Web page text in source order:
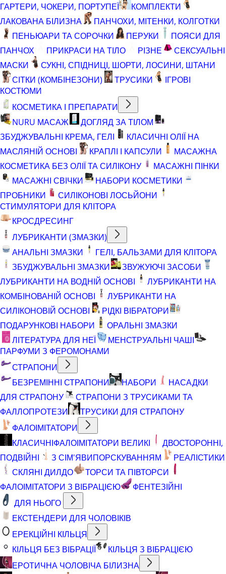
ГАРТЕРИ, ЧОКЕРИ, ПОРТУПЕЇ
КОМПЛЕКТИ
ЛАКОВАНА БІЛИЗНА
ПАНЧОХИ, МІТЕНКИ, КОЛГОТКИ
ПЕНЬЮАРИ ТА СОРОЧКИ
ПЕРУКИ
ПОЯСИ ДЛЯ
ПАНЧОХ
ПРИКРАСИ НА ТІЛО РІЗНЕ
СЕКСУАЛЬНІ
МАСКИ
СУКНІ, СПІДНИЦІ, ШОРТИ, ЛОСИНИ, ШТАНИ
СІТКИ (КОМБІНЕЗОНИ)
ТРУСИКИ
ІГРОВІ
КОСТЮМИ
КОСМЕТИКА І ПРЕПАРАТИ
NURU МАСАЖ
ДОГЛЯД ЗА ТІЛОМ
ЗБУДЖУВАЛЬНІ КРЕМА, ГЕЛІ
КЛАСИЧНІ ОЛІЇ НА
МАСЛЯНІЙ ОСНОВІ
КРАПЛІ І КАПСУЛИ
МАСАЖНА
КОСМЕТИКА БЕЗ ОЛІЇ ТА СИЛІКОНУ
МАСАЖНІ ПІНКИ
МАСАЖНІ СВІЧКИ
НАБОРИ КОСМЕТИКИ
ПРОБНИКИ
СИЛІКОНОВІ ЛОСЬЙОНИ
СТИМУЛЯТОРИ ДЛЯ КЛІТОРА
КРОСДРЕСИНГ
ЛУБРИКАНТИ (ЗМАЗКИ)
АНАЛЬНІ ЗМАЗКИ
ГЕЛІ, БАЛЬЗАМИ ДЛЯ КЛІТОРА
ЗБУДЖУВАЛЬНІ ЗМАЗКИ
ЗВУЖУЮЧІ ЗАСОБИ
ЛУБРИКАНТИ НА ВОДНІЙ ОСНОВІ
ЛУБРИКАНТИ НА
КОМБІНОВАНІЙ ОСНОВІ
ЛУБРИКАНТИ НА
СИЛІКОНОВІЙ ОСНОВІ
РІДКІ ВІБРАТОРИ
ПОДАРУНКОВІ НАБОРИ
ОРАЛЬНІ ЗМАЗКИ
ЛІТЕРАТУРА ДЛЯ НЕЇ
МЕНСТРУАЛЬНІ ЧАШІ
ПАРФУМИ З ФЕРОМОНАМИ
СТРАПОНИ
БЕЗРЕМІННІ СТРАПОНИ
НАБОРИ
НАСАДКИ
ДЛЯ СТРАПОНУ
СТРАПОНИ З ТРУСИКАМИ ТА
ФАЛЛОПРОТЕЗИ
ТРУСИКИ ДЛЯ СТРАПОНУ
ФАЛОІМІТАТОРИ
КЛАСИЧНІФАЛОІМІТАТОРИ ВЕЛИКІ
ДВОСТОРОННІ,
ПОДВІЙНІ
З СІМ'ЯВИПОРСКУВАННЯМ
РЕАЛІСТИКИ
СКЛЯНІ ДИЛДО
ТОРСИ ТА ПІВТОРСИ
ФАЛОІМІТАТОРИ З ВІБРАЦІЄЮ
ФЕНТЕЗІЙНІ
ДЛЯ НЬОГО
ЕКСТЕНДЕРИ ДЛЯ ЧОЛОВІКІВ
ЕРЕКЦІЙНІ КІЛЬЦЯ
КІЛЬЦЯ БЕЗ ВІБРАЦІЇ
КІЛЬЦЯ З ВІБРАЦІЄЮ
ЕРОТИЧНА ЧОЛОВІЧА БІЛИЗНА